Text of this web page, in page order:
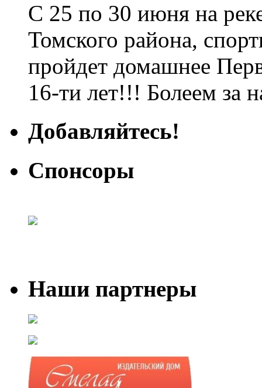
С 25 по 30 июня на
Томского района,
пройдет домашнее
16-ти лет!!! Болеем за
Добавляйтесь!
Спонсоры
Наши партнеры